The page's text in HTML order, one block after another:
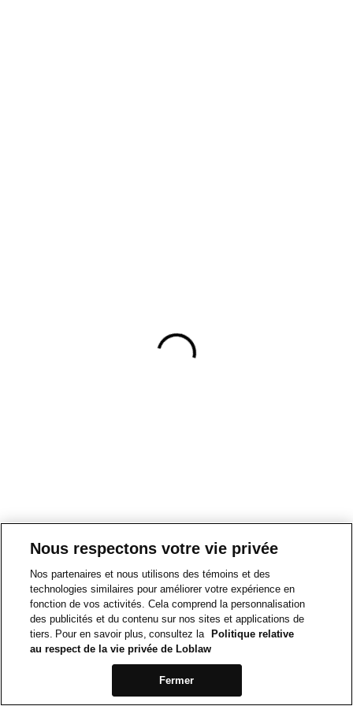
Nous respectons votre vie privée
Nos partenaires et nous utilisons des témoins et des
technologies similaires pour améliorer votre expérience en
fonction de vos activités. Cela comprend la personnalisation
des publicités et du contenu sur nos sites et applications de
tiers. Pour en savoir plus, consultez la
Politique relative
au respect de la vie privée de Loblaw
Fermer